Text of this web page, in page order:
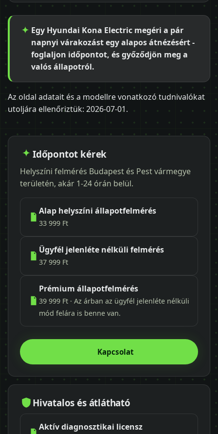
Egy Hyundai Kona Electric megéri a pár
napnyi várakozást egy alapos átnézésért -
foglaljon időpontot, és győződjön meg a
valós állapotról.
Az oldal adatait és a modellre vonatkozó tudnivalókat
utoljára ellenőriztük: 2026-07-01.
Időpontot kérek
Helyszíni felmérés Budapest és Pest vármegye
területén, akár 1-24 órán belül.
Alap helyszíni állapotfelmérés
33 999 Ft
Ügyfél jelenléte nélküli felmérés
37 999 Ft
Prémium állapotfelmérés
39 999 Ft · Az árban az ügyfél jelenléte nélküli
mód felára is benne van.
Kapcsolat
Hivatalos és átlátható
Aktív diagnosztikai licensz